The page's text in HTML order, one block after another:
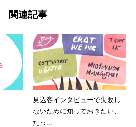
関連記事
見込客インタビューで失敗し
ないために知っておきたい、
たっ...